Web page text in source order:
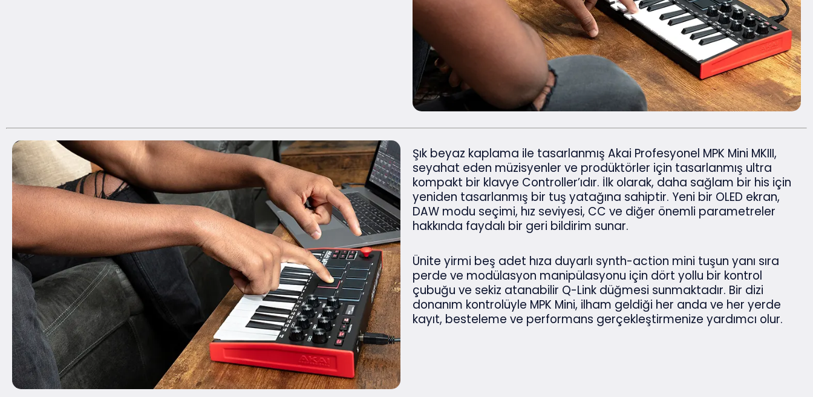
Şık beyaz kaplama ile tasarlanmış Akai Profesyonel MPK Mini MKIII,
seyahat eden müzisyenler ve prodüktörler için tasarlanmış ultra
kompakt bir klavye Controller’ıdır. İlk olarak, daha sağlam bir his için
yeniden tasarlanmış bir tuş yatağına sahiptir. Yeni bir OLED ekran,
DAW modu seçimi, hız seviyesi, CC ve diğer önemli parametreler
hakkında faydalı bir geri bildirim sunar.
Ünite yirmi beş adet hıza duyarlı synth-action mini tuşun yanı sıra
perde ve modülasyon manipülasyonu için dört yollu bir kontrol
çubuğu ve sekiz atanabilir Q-Link düğmesi sunmaktadır. Bir dizi
donanım kontrolüyle MPK Mini, ilham geldiği her anda ve her yerde
kayıt, besteleme ve performans gerçekleştirmenize yardımcı olur.